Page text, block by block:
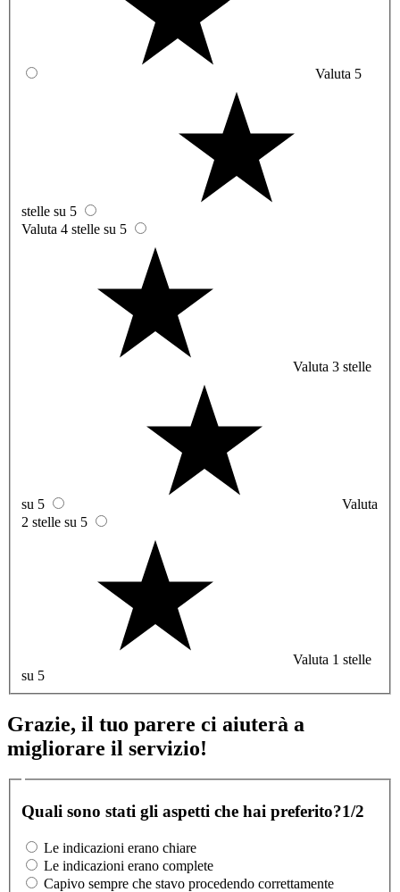
Valuta 5
stelle su 5
Valuta 4 stelle su 5
Valuta 3 stelle
su 5
Valuta
2 stelle su 5
Valuta 1 stelle
su 5
Grazie, il tuo parere ci aiuterà a
migliorare il servizio!
Quali sono stati gli aspetti che hai preferito?1/2
Le indicazioni erano chiare
Le indicazioni erano complete
Capivo sempre che stavo procedendo correttamente